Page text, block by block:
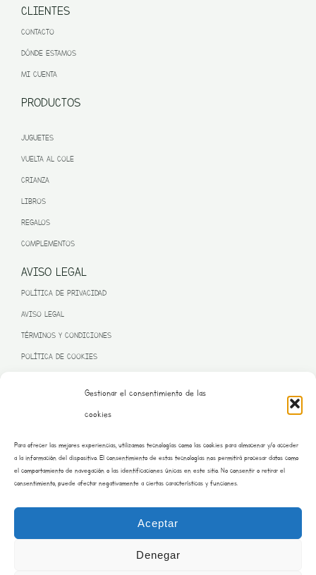
Gestionar el consentimiento de las
cookies
Para ofrecer las mejores experiencias, utilizamos tecnologías como las cookies para almacenar y/o acceder
a la información del dispositivo. El consentimiento de estas tecnologías nos permitirá procesar datos como
el comportamiento de navegación o las identificaciones únicas en este sitio. No consentir o retirar el
consentimiento, puede afectar negativamente a ciertas características y funciones.
Aceptar
Denegar
CLIENTES
CONTACTO
DÓNDE ESTAMOS
MI CUENTA
PRODUCTOS
JUGUETES
VUELTA AL COLE
CRIANZA
LIBROS
REGALOS
COMPLEMENTOS
AVISO LEGAL
POLÍTICA DE PRIVACIDAD
AVISO LEGAL
TÉRMINOS Y CONDICIONES
POLÍTICA DE COOKIES
– NEXT GENERATION EU